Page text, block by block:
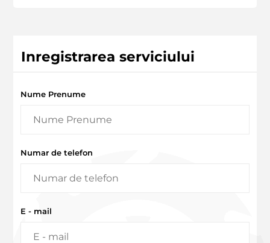
Inregistrarea serviciului
Nume Prenume
Numar de telefon
E - mail